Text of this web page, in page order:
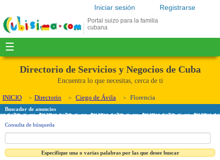
Registrarse
Iniciar sesión
Portal suizo para la familia
cubana
☰
Directorio de Servicios y Negocios de Cuba
Encuentra lo que necesitas, cerca de ti
INICIO Directorio Ciego de Ávila Florencia
Buscador de anuncios
Consulta de búsqueda
Especifique una o varias palabras por las que desee buscar